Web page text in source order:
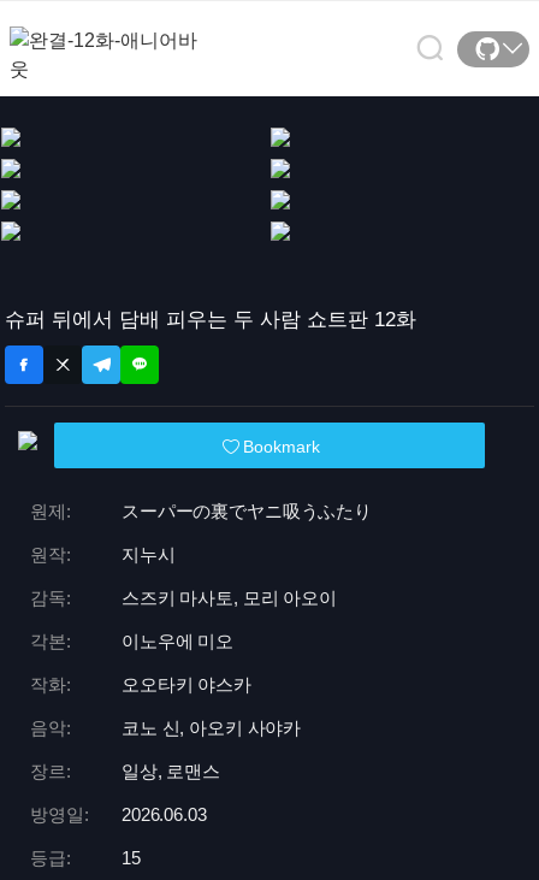
슈퍼 뒤에서 담배 피우는 두 사람 쇼트판 12화
Bookmark
원제: スーパーの裏でヤニ吸うふたり
원작: 지누시
감독: 스즈키 마사토, 모리 아오이
각본: 이노우에 미오
작화: 오오타키 야스카
음악: 코노 신, 아오키 사야카
장르: 일상, 로맨스
방영일: 2026.06.03
등급: 15